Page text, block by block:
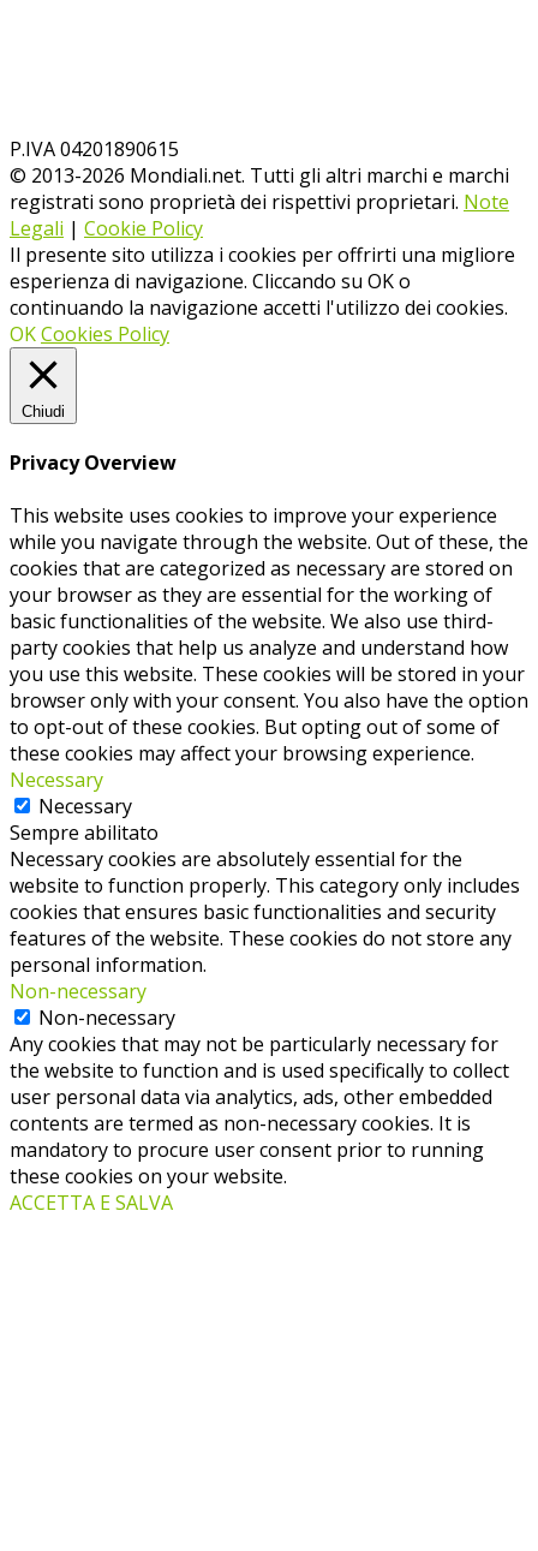
P.IVA 04201890615
© 2013-2026 Mondiali.net. Tutti gli altri marchi e marchi
registrati sono proprietà dei rispettivi proprietari. Note
Legali | Cookie Policy
Il presente sito utilizza i cookies per offrirti una migliore
esperienza di navigazione. Cliccando su OK o
continuando la navigazione accetti l'utilizzo dei cookies.
OKCookies Policy
Chiudi
Privacy Overview
This website uses cookies to improve your experience
while you navigate through the website. Out of these, the
cookies that are categorized as necessary are stored on
your browser as they are essential for the working of
basic functionalities of the website. We also use third-
party cookies that help us analyze and understand how
you use this website. These cookies will be stored in your
browser only with your consent. You also have the option
to opt-out of these cookies. But opting out of some of
these cookies may affect your browsing experience.
Necessary
Necessary
Sempre abilitato
Necessary cookies are absolutely essential for the
website to function properly. This category only includes
cookies that ensures basic functionalities and security
features of the website. These cookies do not store any
personal information.
Non-necessary
Non-necessary
Any cookies that may not be particularly necessary for
the website to function and is used specifically to collect
user personal data via analytics, ads, other embedded
contents are termed as non-necessary cookies. It is
mandatory to procure user consent prior to running
these cookies on your website.
ACCETTA E SALVA